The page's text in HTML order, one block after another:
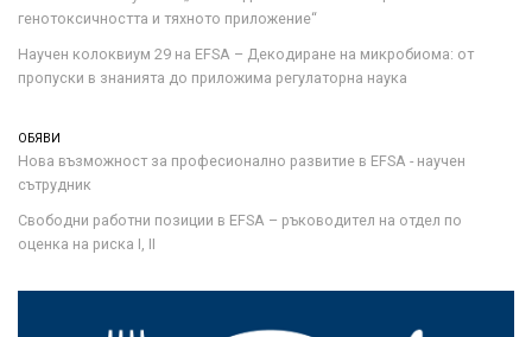
генотоксичността и тяхното приложение“
Научен колоквиум 29 на EFSA – Декодиране на микробиома: от
пропуски в знанията до приложима регулаторна наука
ОБЯВИ
Нова възможност за професионално развитие в EFSA - научен
сътрудник
Свободни работни позиции в EFSA – ръководител на отдел по
оценка на риска I, II